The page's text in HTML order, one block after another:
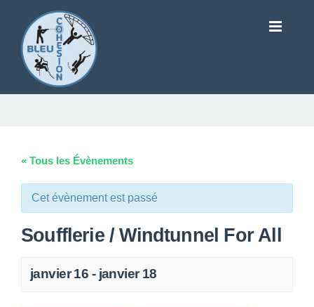
« Tous les Évènements
Cet évènement est passé
Soufflerie / Windtunnel For All
janvier 16 - janvier 18